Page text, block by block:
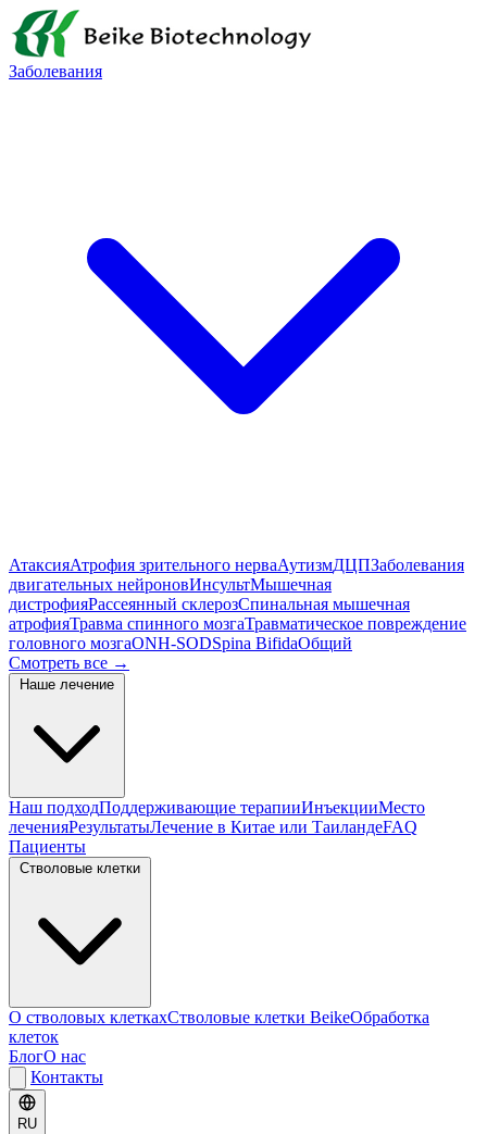
Заболевания
АтаксияАтрофия зрительного нерваАутизмДЦПЗаболевания
двигательных нейроновИнсультМышечная
дистрофияРассеянный склерозСпинальная мышечная
атрофияТравма спинного мозгаТравматическое повреждение
головного мозгаONH-SODSpina BifidaОбщий
Смотреть все →
Наш подходПоддерживающие терапииИнъекцииМесто
леченияРезультатыЛечение в Китае или ТаиландеFAQ
Пациенты
О стволовых клеткахСтволовые клетки BeikeОбработка
клеток
БлогО нас
Контакты
RU